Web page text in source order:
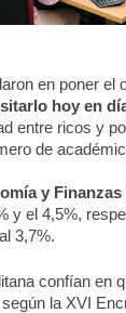
en poner el
hoy en
entre ricos y
de
y Finanzas
y el 4,5%,
3,7%.
confían en
la XVI